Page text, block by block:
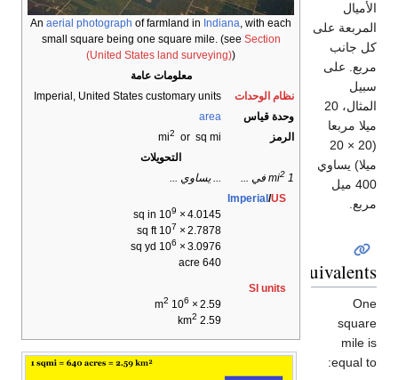
An aerial photograph of farmland in Indiana, with each
small square being one square mile. (see Section
(United States land surveying))
معلومات عامة
نظام الوحدات
Imperial, United States customary units
وحدة قياس
area
الرمز
mi2
or sq mi
التحويلات
1 mi
2 في ...
... يساوي ...
Imperial /US
4.0145
×
109
2.7878
×
107
sq ft
3.0976
×
106
640 acre
SI units
2.59
×
106
2
2.59 km
2
الأميال
المربعة على
كل جانب
مربع. على
سبيل
المثال، 20
ميلا مربعا
(20 × 20
ميلا) يساوي
400 ميل
مربع.
Equivalents
One
square
mile is
equal to: